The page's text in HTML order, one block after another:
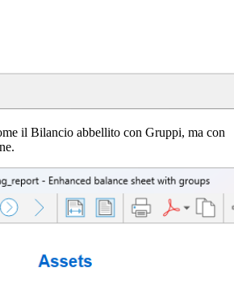
il Bilancio abbellito con Gruppi, ma con